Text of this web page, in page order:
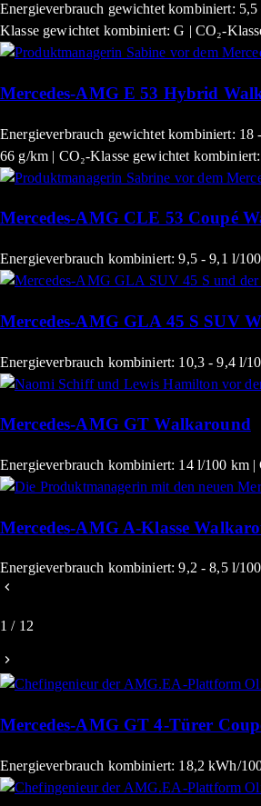
Energieverbrauch gewichtet kombiniert:
Klasse gewichtet kombiniert: G | CO₂-
Mercedes-AMG E 53 Hybrid
Energieverbrauch gewichtet kombiniert:
66 g/km | CO₂-Klasse gewichtet
Mercedes-AMG CLE 53 Coupé
Energieverbrauch kombiniert: 9,5 - 9,1 l/
Mercedes-AMG GLA 45 S SUV
Energieverbrauch kombiniert: 10,3 - 9,4 l/
Mercedes-AMG GT Walkaround
Energieverbrauch kombiniert: 14 l/100 km
Mercedes-AMG A-Klasse
Energieverbrauch kombiniert: 9,2 - 8,5 l/
1 / 12
Mercedes-AMG GT 4-Türer
Energieverbrauch kombiniert: 18,2 kWh/